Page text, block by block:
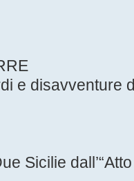
e disavventure
Sicilie